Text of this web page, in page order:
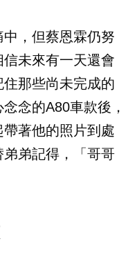
，但蔡恩霖仍努
未來有一天還會
那些尚未完成的
念的A80車款後，
著他的照片到處
弟記得，「哥哥